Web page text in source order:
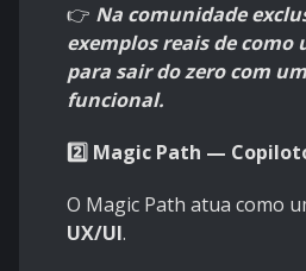
👉 Na comunidade
exemplos reais de como
para sair do zero com
funcional.
2️⃣ Magic Path —
O Magic Path atua como
UX/UI.